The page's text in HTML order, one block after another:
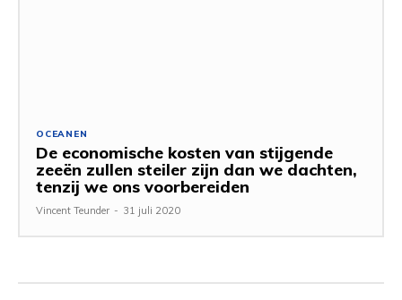
OCEANEN
De economische kosten van stijgende
zeeën zullen steiler zijn dan we dachten,
tenzij we ons voorbereiden
Vincent Teunder - 31 juli 2020